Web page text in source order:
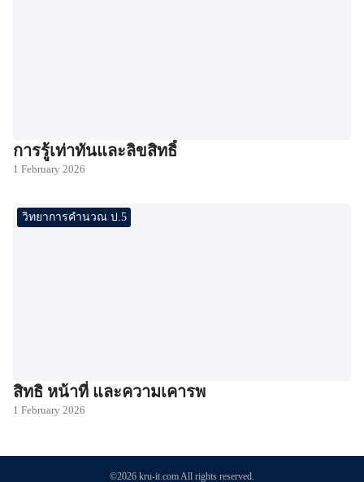
การรู้เท่าทันและลิขสิทธิ์
1 February 2026
วิทยาการคำนวณ ป.5
สิทธิ หน้าที่ และความเคารพ
1 February 2026
©2026 kru-it.com All rights reserved.